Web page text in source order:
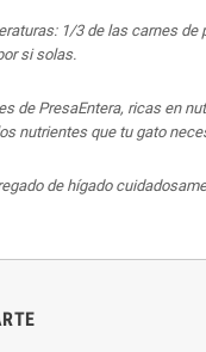
1/3 de las carnes de
si solas.
de PresaEntera, ricas en
nutrientes que tu gato
de hígado